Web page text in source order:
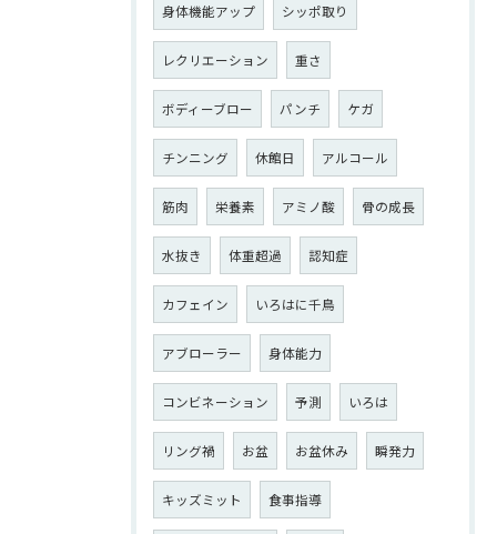
身体機能アップ シッポ取り
レクリエーション 重さ
ボディーブロー パンチ ケガ
チンニング 休館日 アルコール
筋肉 栄養素 アミノ酸 骨の成長
水抜き 体重超過 認知症
カフェイン いろはに千鳥
アブローラー 身体能力
コンビネーション 予測 いろは
リング禍 お盆 お盆休み 瞬発力
キッズミット 食事指導